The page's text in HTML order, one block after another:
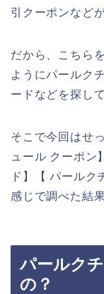
引クーポンなど
だから、こちら
ようにパールク
ードなどを探し
そこで今回はせ
ュール クーポン
ド】【 パールク
感じで調べた結
パールク
の？